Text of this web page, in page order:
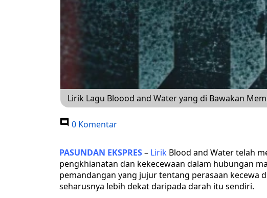
Lirik Lagu Bloood and Water yang di Bawakan
0 Komentar
PASUNDAN EKSPRES– Lirik Blood and Water telah
pengkhianatan dan kekecewaan dalam hubungan
pemandangan yang jujur tentang perasaan kecewa
seharusnya lebih dekat daripada darah itu sendiri.